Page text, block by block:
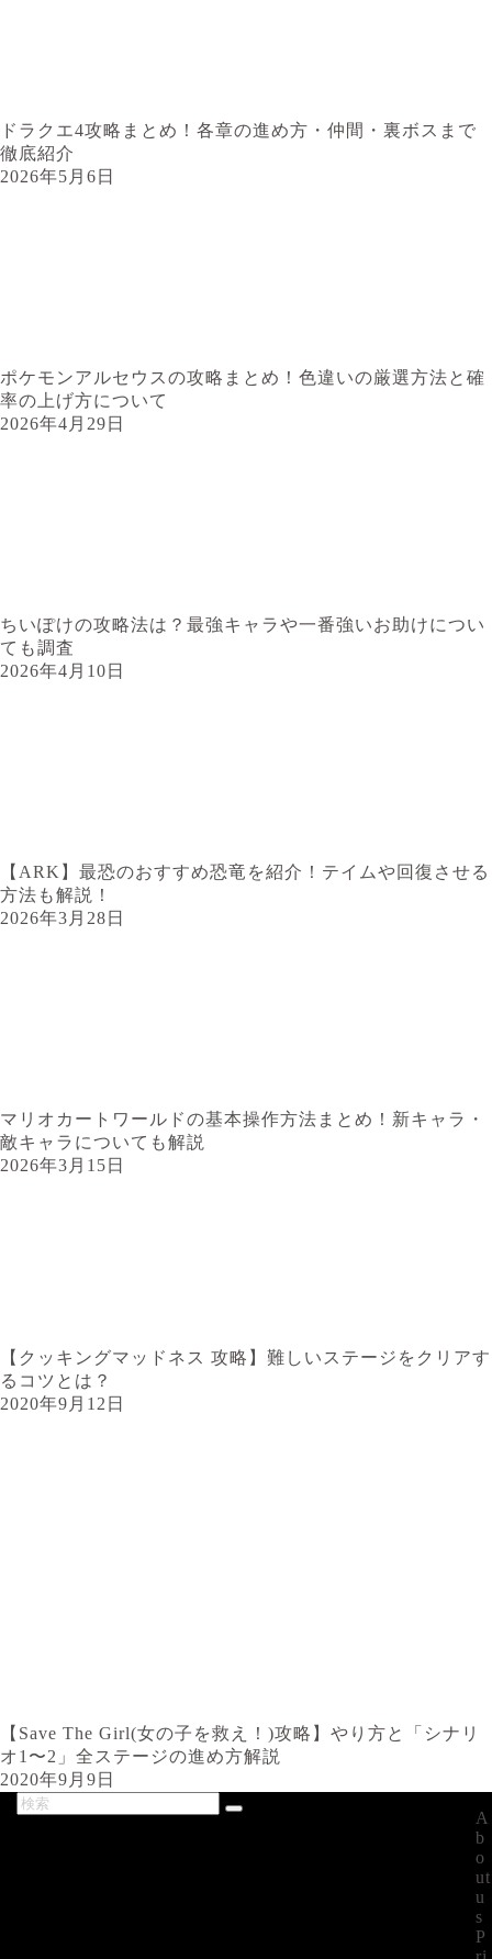
ドラクエ4攻略まとめ！各章の進め方・仲間・裏ボスまで
徹底紹介
2026年5月6日
ポケモンアルセウスの攻略まとめ！色違いの厳選方法と確
率の上げ方について
2026年4月29日
ちいぽけの攻略法は？最強キャラや一番強いお助けについ
ても調査
2026年4月10日
【ARK】最恐のおすすめ恐竜を紹介！テイムや回復させる
方法も解説！
2026年3月28日
マリオカートワールドの基本操作方法まとめ！新キャラ・
敵キャラについても解説
2026年3月15日
【クッキングマッドネス 攻略】難しいステージをクリアす
るコツとは？
2020年9月12日
【Save The Girl(女の子を救え！)攻略】やり方と「シナリ
オ1〜2」全ステージの進め方解説
2020年9月9日
A
b
o
ut
u
s
P